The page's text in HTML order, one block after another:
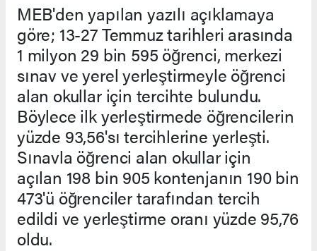
MEB'den yapılan yazılı açıklamaya
göre; 13-27 Temmuz tarihleri arasında
1 milyon 29 bin 595 öğrenci, merkezi
sınav ve yerel yerleştirmeyle öğrenci
alan okullar için tercihte bulundu.
Böylece ilk yerleştirmede öğrencilerin
yüzde 93,56'sı tercihlerine yerleşti.
Sınavla öğrenci alan okullar için
açılan 198 bin 905 kontenjanın 190 bin
473'ü öğrenciler tarafından tercih
edildi ve yerleştirme oranı yüzde 95,76
oldu.